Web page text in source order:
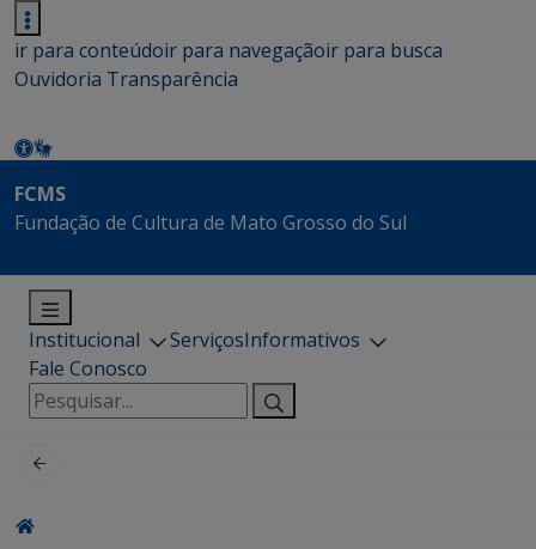
ir para conteúdoir para navegaçãoir para busca
Ouvidoria Transparência
FCMS
Fundação de Cultura de Mato Grosso do Sul
Institucional ServiçosInformativos
Fale Conosco
Pesquisar
por: